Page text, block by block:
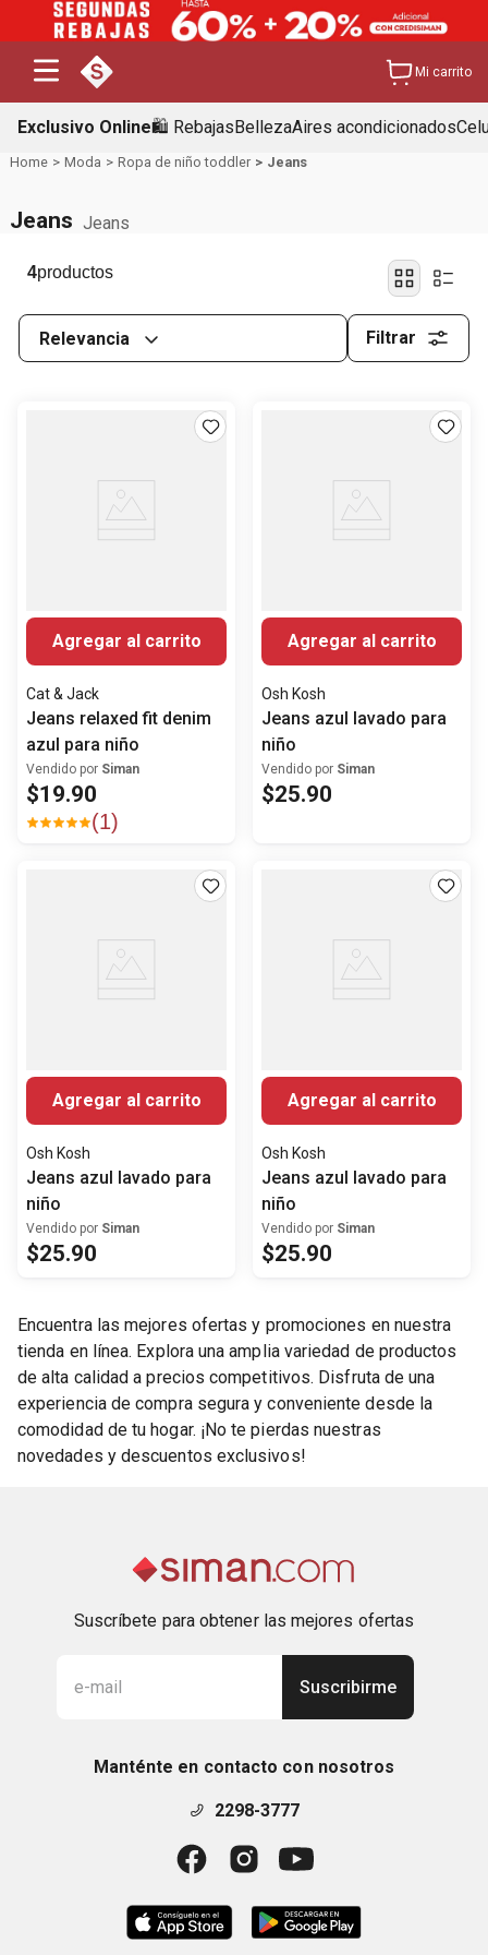
Mi carrito
Exclusivo Online🛍️ RebajasBellezaAires acondicionados
Moda Ropa de niño toddler Jeans
Jeans Jeans
4
Relevancia Filtrar
Agregar al carrito
Cat & Jack
Jeans relaxed fit denim
azul para niño
Vendido por Siman
$19.90
(1)
Agregar al carrito
Osh Kosh
Jeans azul lavado para
niño
Vendido por Siman
$25.90
Agregar al carrito
Osh Kosh
Jeans azul lavado para
niño
Vendido por Siman
$25.90
Agregar al carrito
Osh Kosh
Jeans azul lavado para
niño
Vendido por Siman
$25.90
Encuentra las mejores ofertas y promociones en nuestra
tienda en línea. Explora una amplia variedad de productos
de alta calidad a precios competitivos. Disfruta de una
experiencia de compra segura y conveniente desde la
comodidad de tu hogar. ¡No te pierdas nuestras
novedades y descuentos exclusivos!
Suscríbete para obtener las mejores ofertas
Suscribirme
Manténte en contacto con nosotros
2298-3777